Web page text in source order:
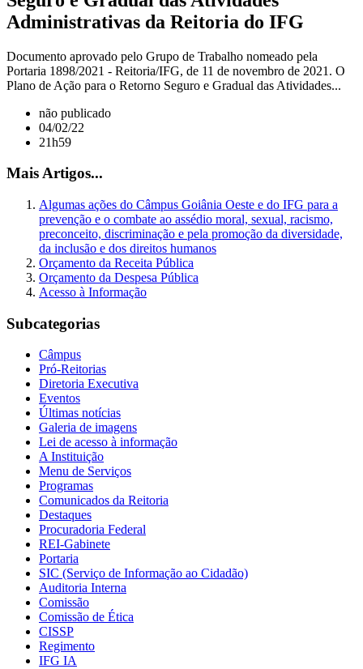
Administrativas da Reitoria do IFG
Documento aprovado pelo Grupo de Trabalho nomeado pela
Portaria 1898/2021 - Reitoria/IFG, de 11 de novembro de 2021. O
Plano de Ação para o Retorno Seguro e Gradual das Atividades...
não publicado
04/02/22
21h59
Mais Artigos...
Algumas ações do Câmpus Goiânia Oeste e do IFG para a
prevenção e o combate ao assédio moral, sexual, racismo,
preconceito, discriminação e pela promoção da diversidade,
da inclusão e dos direitos humanos
Orçamento da Receita Pública
Orçamento da Despesa Pública
Acesso à Informação
Subcategorias
Câmpus
Pró-Reitorias
Diretoria Executiva
Eventos
Últimas notícias
Galeria de imagens
Lei de acesso à informação
A Instituição
Menu de Serviços
Programas
Comunicados da Reitoria
Destaques
Procuradoria Federal
REI-Gabinete
Portaria
SIC (Serviço de Informação ao Cidadão)
Auditoria Interna
Comissão
Comissão de Ética
CISSP
Regimento
IFG IA